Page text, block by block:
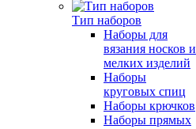
Тип наборов
Наборы для
вязания носков и
мелких изделий
Наборы
круговых спиц
Наборы крючков
Наборы прямых